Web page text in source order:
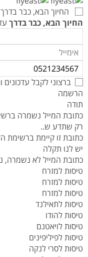
טיסות
המדריך
המדריך
המדריך
המדריך
החיוך הבא, כבר בדרך
החיוך הבא, כבר בדרך
ברצוני לקבל עדכונים
הרשמה
תודה
כתובת המייל נשמרה
רק שתדע ש..
כתובת זו קיימת ברשימת
יש לנו תקלה
כתובת המייל לא נשמרה,
טיסות למזרח
טיסות למזרח
טיסות למזרח
טיסות לתאילנד
טיסות להודו
טיסות לויאטנם
טיסות לפיליפינים
טיסות לסרי לנקה